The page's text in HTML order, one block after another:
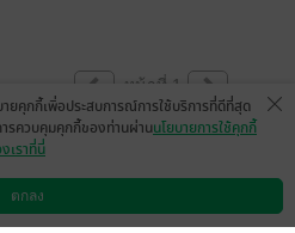
หน้าที่ 1
วิธีการใช้งาน ติดต่อเรา
ยคุกกี้เพื่อประสบการณ์การใช้บริการที่ดีที่สุด
รควบคุมคุกกี้ของท่านผ่านนโยบายการใช้คุกกี้
เราที่นี่
ตกลง